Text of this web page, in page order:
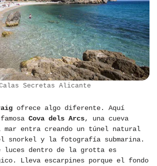
Secretas Alicante
ofrece algo diferente. Aquí
Cova dels Arcs, una cueva
mar entra creando un túnel natural
snorkel y la fotografía submarina.
luces dentro de la grotta es
Lleva escarpines porque el fondo